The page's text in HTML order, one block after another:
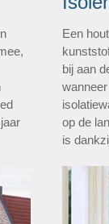
Een
bij aan
op de
is